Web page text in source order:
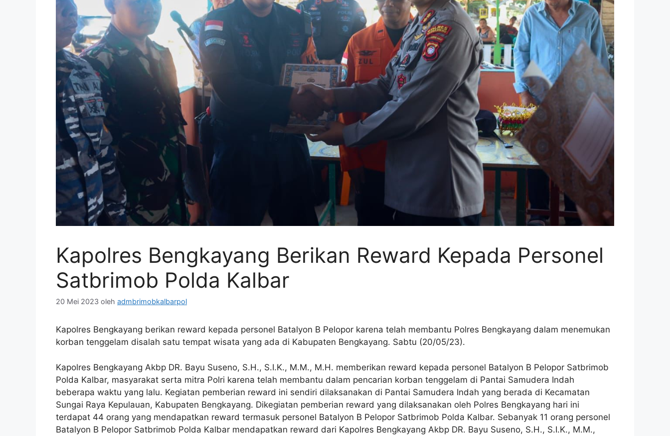
Kapolres Bengkayang Berikan Reward Kepada Personel
Satbrimob Polda Kalbar
20 Mei 2023 oleh admbrimobkalbarpol
Kapolres Bengkayang berikan reward kepada personel Batalyon B Pelopor karena telah membantu Polres Bengkayang dalam menemukan
korban tenggelam disalah satu tempat wisata yang ada di Kabupaten Bengkayang. Sabtu (20/05/23).
Kapolres Bengkayang Akbp DR. Bayu Suseno, S.H., S.I.K., M.M., M.H. memberikan reward kepada personel Batalyon B Pelopor Satbrimob
Polda Kalbar, masyarakat serta mitra Polri karena telah membantu dalam pencarian korban tenggelam di Pantai Samudera Indah
beberapa waktu yang lalu. Kegiatan pemberian reward ini sendiri dilaksanakan di Pantai Samudera Indah yang berada di Kecamatan
Sungai Raya Kepulauan, Kabupaten Bengkayang. Dikegiatan pemberian reward yang dilaksanakan oleh Polres Bengkayang hari ini
terdapat 44 orang yang mendapatkan reward termasuk personel Batalyon B Pelopor Satbrimob Polda Kalbar. Sebanyak 11 orang personel
Batalyon B Pelopor Satbrimob Polda Kalbar mendapatkan reward dari Kapolres Bengkayang Akbp DR. Bayu Suseno, S.H., S.I.K., M.M.,